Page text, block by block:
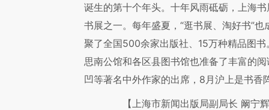
诞生的第十个年头。十年风雨砥砺，上海
书展之一。每年盛夏，“逛书展、淘好书”
聚了全国500余家出版社、15万种精品图
思南公馆和各区县图书馆也准备了丰富的
凹等著名中外作家的出席，8月沪上是书香
【上海市新闻出版局副局长 阚宁